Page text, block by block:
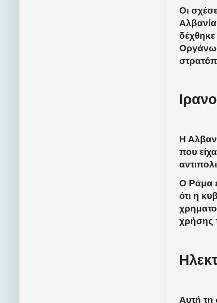
Οι
δέχθηκε
Η
που
Ο Ράμα
ότι η
χρήσης
Αυτή τη